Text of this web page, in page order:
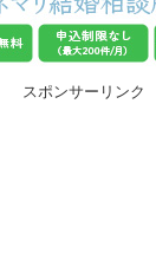
スポンサーリンク